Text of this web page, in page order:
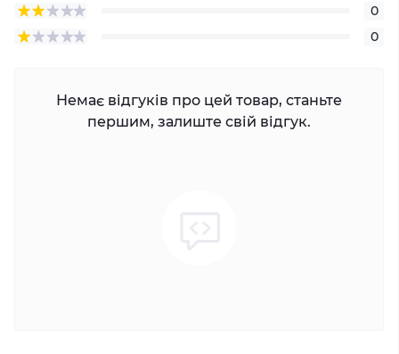
0
0
Немає відгуків про цей товар, станьте
першим, залиште свій відгук.